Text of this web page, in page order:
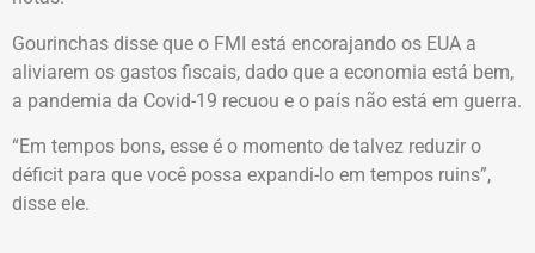
Gourinchas disse que o FMI está encorajando os EUA a
aliviarem os gastos fiscais, dado que a economia está bem,
a pandemia da Covid-19 recuou e o país não está em guerra.
“Em tempos bons, esse é o momento de talvez reduzir o
déficit para que você possa expandi-lo em tempos ruins”,
disse ele.